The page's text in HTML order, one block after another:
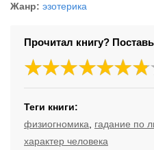
Жанр: эзотерика
Прочитал книгу?
Теги книги:
физиогномика
гадание по
характер человека